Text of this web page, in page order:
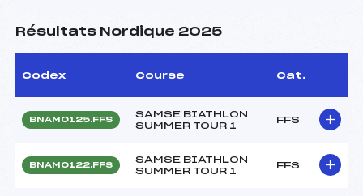
Résultats Nordique 2025
Codex Course Cat.
BNAM0125.FFS
SAMSE BIATHLON
SUMMER TOUR 1
FFS
BNAM0122.FFS
SAMSE BIATHLON
SUMMER TOUR 1
FFS